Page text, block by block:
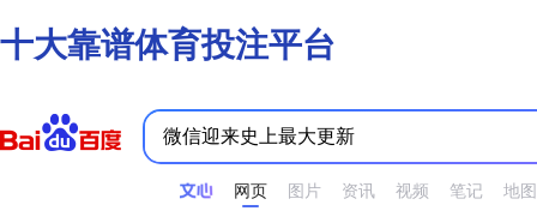
十大靠谱体育投注平台
网页 图片 资讯 视频 笔记 地图
时间不限 所有网页和文件 站点内检索